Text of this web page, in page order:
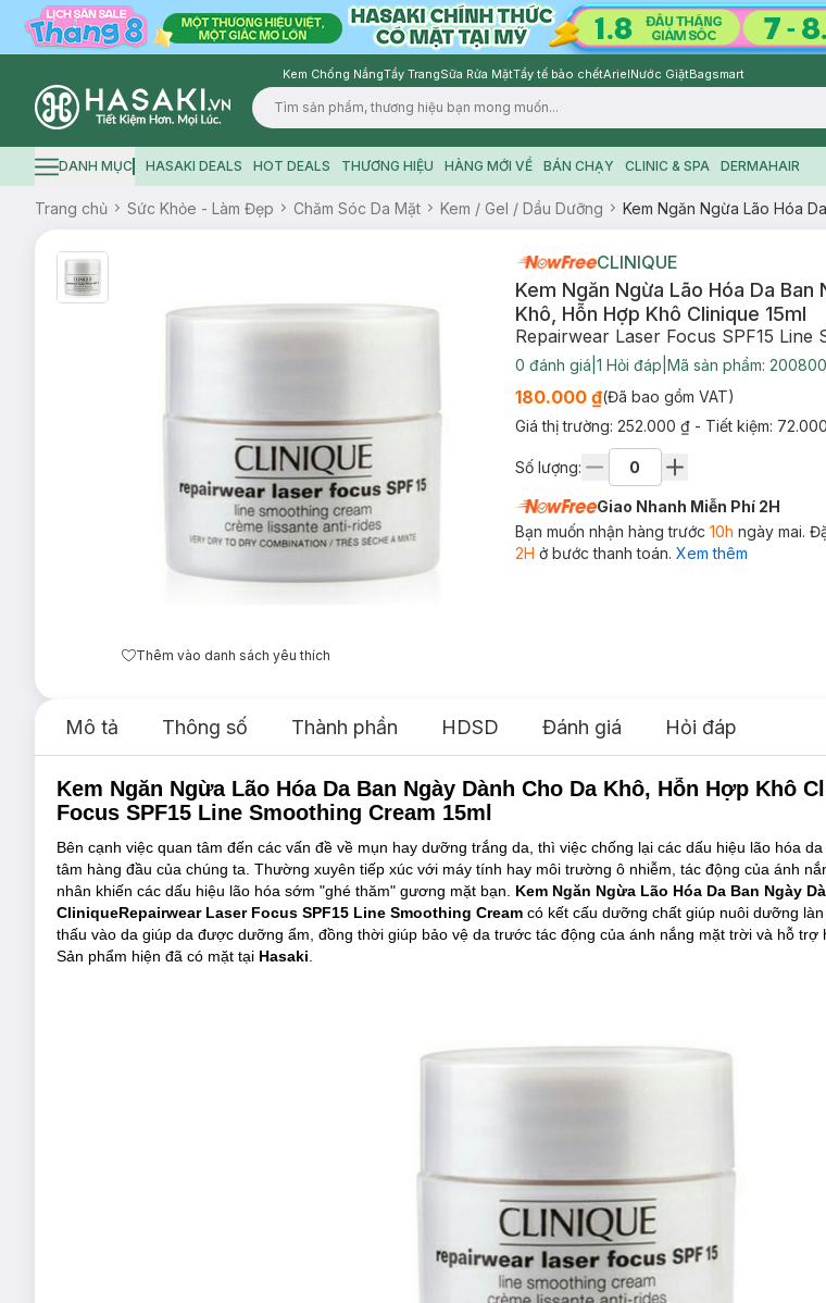
Kem Chống NắngTẩy TrangSữa Rửa MặtTẩy tế bào chếtArielNước GiặtBagsmart
Logo
Hamburger icon
DANH MỤC HASAKI DEALS HOT DEALS THƯƠNG HIỆU HÀNG MỚI VỀ BÁN CHẠY CLINIC & SPA DERMAHAIR
Trang chủ Sức Khỏe - Làm Đẹp Chăm Sóc Da Mặt Kem / Gel / Dầu Dưỡng Kem Ngăn Ngừa Lão Hóa
Thêm vào danh sách yêu thích
CLINIQUE
Kem Ngăn Ngừa Lão Hóa Da Ban
Khô, Hỗn Hợp Khô Clinique 15ml
Repairwear Laser Focus SPF15 Line
0 đánh giá 1 Hỏi đáp Mã sản phẩm:
180.000 ₫(Đã bao gồm VAT)
Giá thị trường: 252.000 ₫ - Tiết kiệm:
Số lượng:
Giao Nhanh Miễn Phí 2H
Bạn muốn nhận hàng trước 10h ngày mai.
2H ở bước thanh toán. Xem thêm
Mô tả Thông số Thành phần HDSD Đánh giá Hỏi đáp
Kem Ngăn Ngừa Lão Hóa Da Ban Ngày Dành Cho Da Khô, Hỗn Hợp Khô
Focus SPF15 Line Smoothing Cream 15ml
Bên cạnh việc quan tâm đến các vấn đề về mụn hay dưỡng trắng da, thì việc chống lại các dấu hiệu lão hóa
tâm hàng đầu của chúng ta. Thường xuyên tiếp xúc với máy tính hay môi trường ô nhiễm, tác động của ánh
nhân khiến các dấu hiệu lão hóa sớm "ghé thăm" gương mặt bạn.
Kem Ngăn Ngừa Lão Hóa Da Ban Ngày
CliniqueRepairwear Laser Focus SPF15 Line Smoothing Cream có kết cấu dưỡng chất giúp nuôi dưỡng
thấu vào da giúp da được dưỡng ẩm, đồng thời giúp bảo vệ da trước tác động của ánh nắng mặt trời và hỗ trợ
Sản phẩm hiện đã có mặt tại Hasaki